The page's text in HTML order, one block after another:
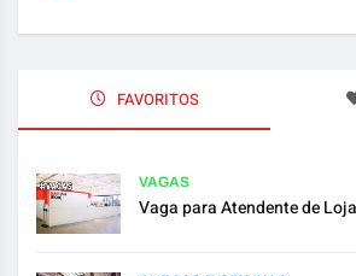
FAVORITOS
VAGAS
Vaga para Atendente de